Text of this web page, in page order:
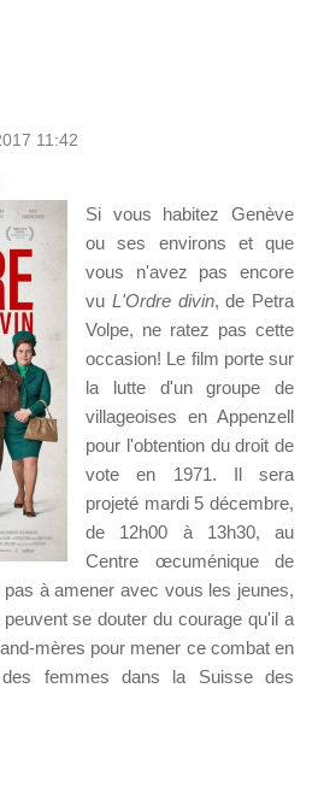
11:42
Si vous habitez Genève
ou ses environs et que
vous n'avez pas encore
vu L'Ordre divin, de Petra
Volpe, ne ratez pas cette
occasion! Le film porte sur
la lutte d'un groupe de
villageoises en Appenzell
pour l'obtention du droit de
vote en 1971. Il sera
projeté mardi 5 décembre,
de 12h00 à 13h30, au
Centre œcuménique de
à amener avec vous les jeunes,
se douter du courage qu'il a
mères pour mener ce combat en
femmes dans la Suisse des